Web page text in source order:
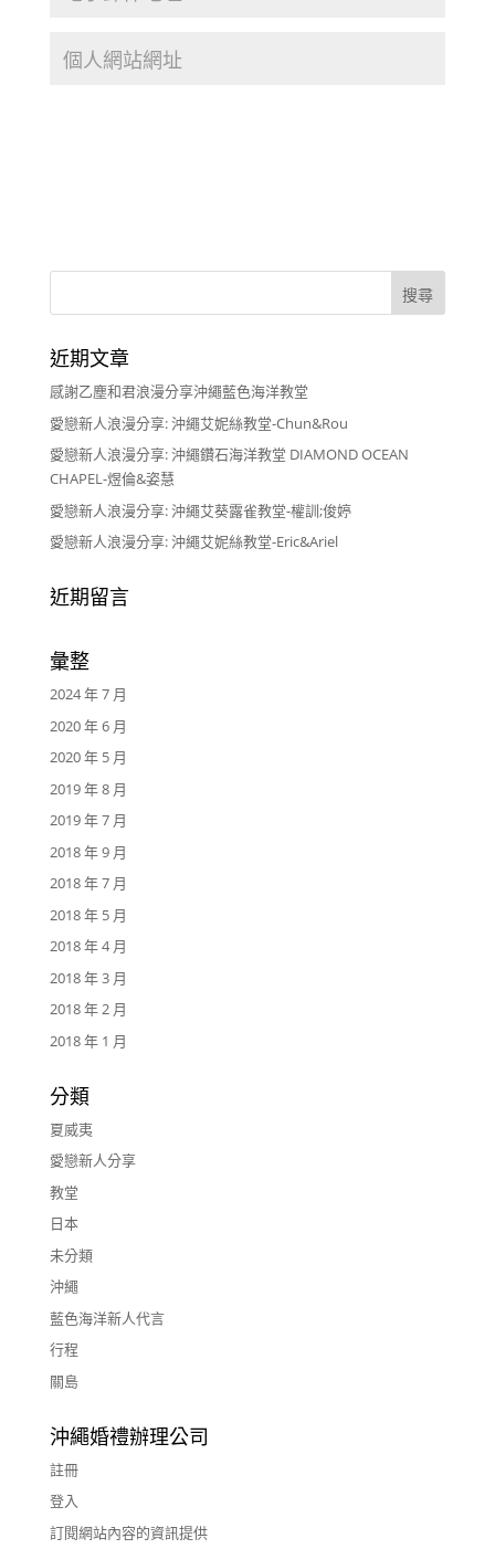
近期文章
感謝乙塵和君浪漫分享沖繩藍色海洋教堂
愛戀新人浪漫分享: 沖繩艾妮絲教堂-Chun&Rou
愛戀新人浪漫分享: 沖繩鑽石海洋教堂 DIAMOND OCEAN
CHAPEL-煜倫&姿慧
愛戀新人浪漫分享: 沖繩艾葵露雀教堂-權訓;俊婷
愛戀新人浪漫分享: 沖繩艾妮絲教堂-Eric&Ariel
近期留言
彙整
2024 年 7 月
2020 年 6 月
2020 年 5 月
2019 年 8 月
2019 年 7 月
2018 年 9 月
2018 年 7 月
2018 年 5 月
2018 年 4 月
2018 年 3 月
2018 年 2 月
2018 年 1 月
分類
夏威夷
愛戀新人分享
教堂
日本
未分類
沖繩
藍色海洋新人代言
行程
關島
沖繩婚禮辦理公司
註冊
登入
訂閱網站內容的資訊提供